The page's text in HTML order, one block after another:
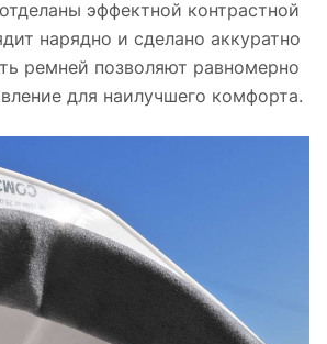
эффектной контрастной
нарядно и сделано аккуратно
ремней позволяют равномерно
для наилучшего комфорта.